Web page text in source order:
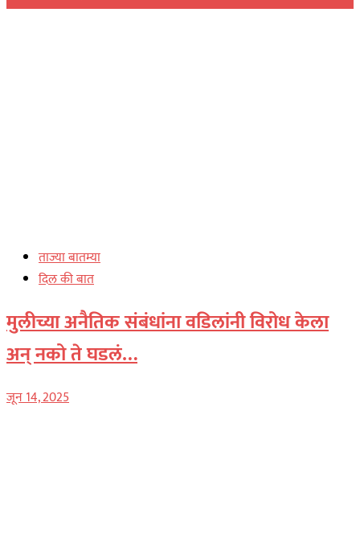
ताज्या बातम्या
दिल की बात
मुलीच्या अनैतिक संबंधांना वडिलांनी विरोध केला
अन् नको ते घडलं…
जून 14, 2025